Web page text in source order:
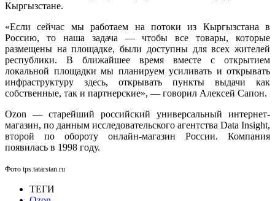
Кыргызстане.
«Если сейчас мы работаем на потоки из Кыргызстана в
Россию, то наша задача — чтобы все товары, которые
размещены на площадке, были доступны для всех жителей
республики. В ближайшее время вместе с открытием
локальной площадки мы планируем усиливать и открывать
инфраструктуру здесь, открывать пункты выдачи как
собственные, так и партнерские», — говорил Алексей Сапон.
Ozon — старейший российский универсальный интернет-
магазин, по данным исследовательского агентства Data Insight,
второй по обороту онлайн-магазин России. Компания
появилась в 1998 году.
Фото tps.tatarstan.ru
ТЕГИ